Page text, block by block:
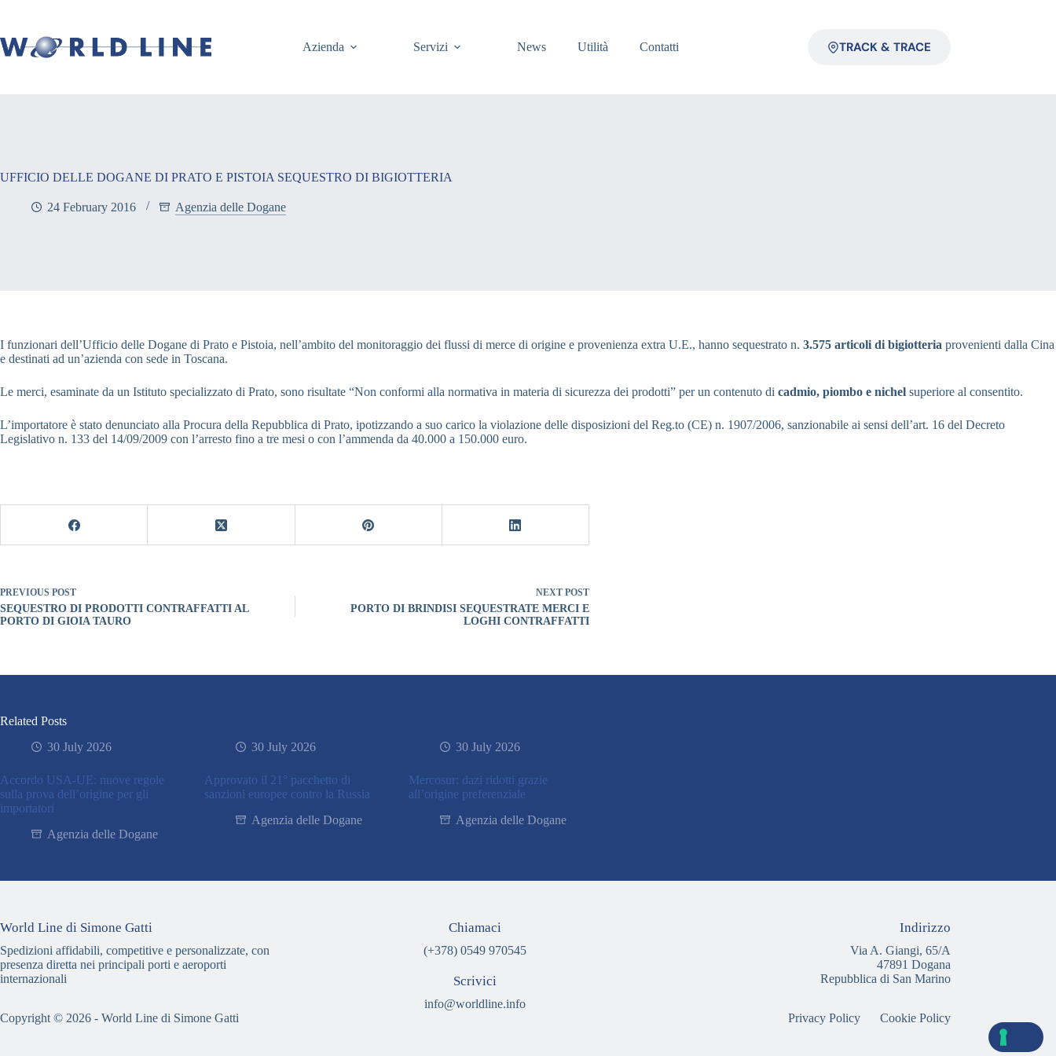
Azienda Servizi News Utilità Contatti TRACK & TRACE
UFFICIO DELLE DOGANE DI PRATO E PISTOIA SEQUESTRO DI BIGIOTTERIA
24 February 2016 Agenzia delle Dogane
I funzionari dell’Ufficio delle Dogane di Prato e Pistoia, nell’ambito del monitoraggio dei flussi di merce di origine e provenienza extra U.E., hanno sequestrato n. 3.575 articoli di bigiotteria provenienti dalla Cina
e destinati ad un’azienda con sede in Toscana.
Le merci, esaminate da un Istituto specializzato di Prato, sono risultate “Non conformi alla normativa in materia di sicurezza dei prodotti” per un contenuto di cadmio, piombo e nichel superiore al consentito.
L’importatore è stato denunciato alla Procura della Repubblica di Prato, ipotizzando a suo carico la violazione delle disposizioni del Reg.to (CE) n. 1907/2006, sanzionabile ai sensi dell’art. 16 del Decreto
Legislativo n. 133 del 14/09/2009 con l’arresto fino a tre mesi o con l’ammenda da 40.000 a 150.000 euro.
PREVIOUS POST
SEQUESTRO DI PRODOTTI CONTRAFFATTI AL
PORTO DI GIOIA TAURO
NEXT POST
PORTO DI BRINDISI SEQUESTRATE MERCI E
LOGHI CONTRAFFATTI
Related Posts
30 July 2026
Accordo USA-UE: nuove regole
sulla prova dell’origine per gli
importatori
Agenzia delle Dogane
30 July 2026
Approvato il 21° pacchetto di
sanzioni europee contro la Russia
Agenzia delle Dogane
30 July 2026
Mercosur: dazi ridotti grazie
all’origine preferenziale
Agenzia delle Dogane
World Line di Simone Gatti
Spedizioni affidabili, competitive e personalizzate, con
presenza diretta nei principali porti e aeroporti
internazionali
Chiamaci
(+378) 0549 970545
Scrivici
info@worldline.info
Indirizzo
Via A. Giangi, 65/A
47891 Dogana
Repubblica di San Marino
Copyright © 2026 - World Line di Simone Gatti Privacy Policy Cookie Policy